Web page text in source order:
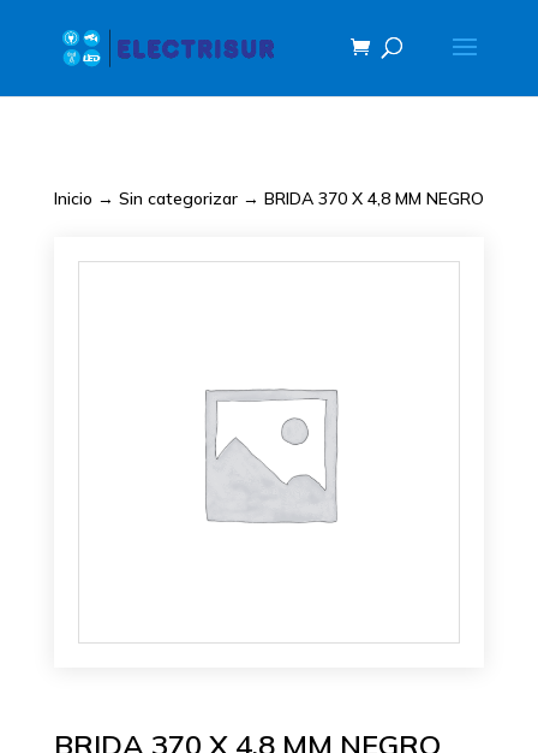
Inicio → Sin categorizar→ BRIDA 370 X 4,8 MM NEGRO
BRIDA 370 X 4,8 MM NEGRO